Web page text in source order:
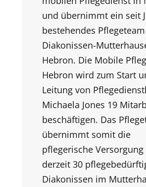
und übernimmt ein seit
bestehendes
Diakonissen-
Hebron. Die Mobile
Hebron wird zum Start
Leitung von
Michaela Jones 19
beschäftigen. Das
übernimmt somit die
pflegerische Versorgung
derzeit 30
Diakonissen im